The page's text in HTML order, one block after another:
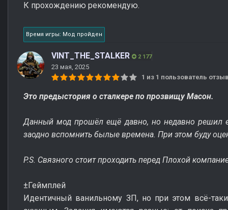
К прохождению рекомендую.
Время игры: Мод пройден
VINT_THE_STALKER 2 177
23 мая, 2025
1 из 1 пользователь
Это предыстория о сталкере по прозвищу Масон.
Данный мод прошёл ещё давно, но недавно решил
заодно вспомнить былые времена. При этом буду
P.S. Связного стоит проходить перед Плохой
±Геймплей
Идентичный ванильному ЗП, но при этом всё-